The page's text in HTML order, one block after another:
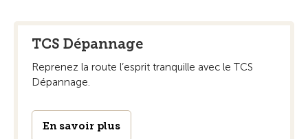
TCS Dépannage
Reprenez la route l’esprit tranquille avec le TCS
Dépannage.
En savoir plus